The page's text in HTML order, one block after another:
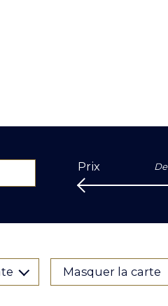
Prix De
Masquer la carte